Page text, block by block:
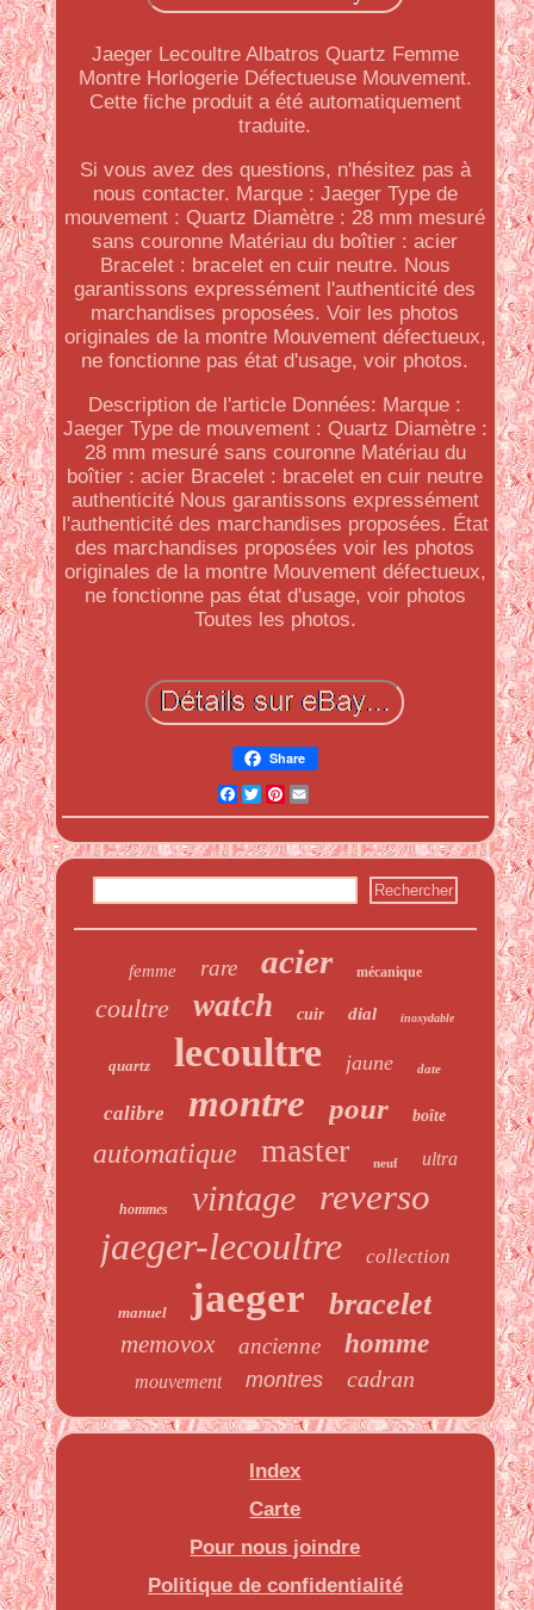
Jaeger Lecoultre Albatros Quartz Femme
Montre Horlogerie Défectueuse Mouvement.
Cette fiche produit a été automatiquement
traduite.
Si vous avez des questions, n'hésitez pas à
nous contacter. Marque : Jaeger Type de
mouvement : Quartz Diamètre : 28 mm mesuré
sans couronne Matériau du boîtier : acier
Bracelet : bracelet en cuir neutre. Nous
garantissons expressément l'authenticité des
marchandises proposées. Voir les photos
originales de la montre Mouvement défectueux,
ne fonctionne pas état d'usage, voir photos.
Description de l'article Données: Marque :
Jaeger Type de mouvement : Quartz Diamètre :
28 mm mesuré sans couronne Matériau du
boîtier : acier Bracelet : bracelet en cuir neutre
authenticité Nous garantissons expressément
l'authenticité des marchandises proposées. État
des marchandises proposées voir les photos
originales de la montre Mouvement défectueux,
ne fonctionne pas état d'usage, voir photos
Toutes les photos.
Share
Facebook
Twitter
Pinterest
Email
femme rare acier mécanique
coultre watch cuir dial inoxydable
quartz lecoultre jaune date
calibre montre pour boîte
automatique master neuf ultra
hommes vintage reverso
jaeger-lecoultre collection
manuel jaeger bracelet
memovox ancienne homme
mouvement montres cadran
Index
Carte
Pour nous joindre
Politique de confidentialité